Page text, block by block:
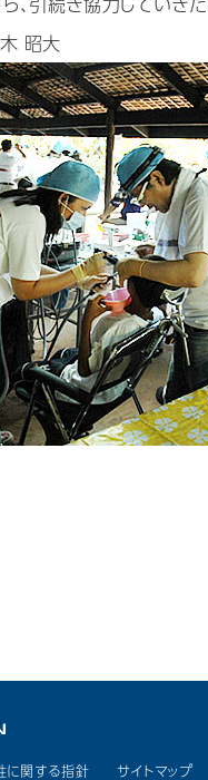
昭大
に関する指針 サイトマップ